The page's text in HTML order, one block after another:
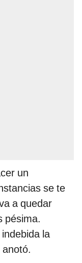
un
se te
a quedar
pésima.
la
anotó.